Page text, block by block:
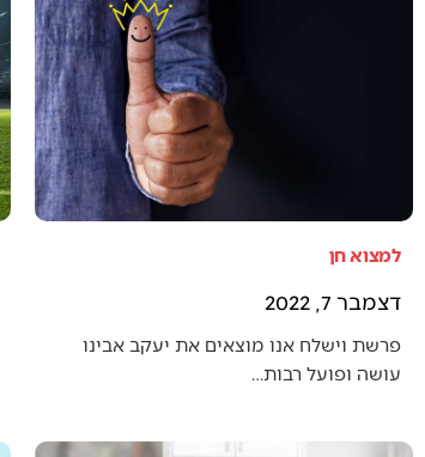
למצוא חן
דצמבר 7, 2022
פרשת וישלח אנו מוצאים את יעקב אבינו
עושה ופועל רבות…